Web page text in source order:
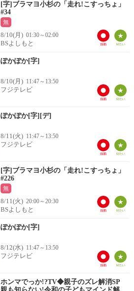
[字]ブラマヨ小杉の「走れ!こすっちょ」
#34
無
8/10(月) 01:30～02:00
BSよしもと
ぽかぽか[字]
8/10(月) 11:47～13:50
フジテレビ
ぽかぽか[字][デ]
8/11(火) 11:47～13:50
フジテレビ
[字]ブラマヨ小杉の「走れ!こすっちょ」
#226
無
8/11(火) 20:00～20:30
BSよしもと
ぽかぽか[字]
8/12(水) 11:47～13:50
フジテレビ
ホンマでっか!?TV◆親子のズレ解消SP